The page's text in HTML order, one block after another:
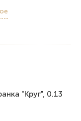
"Круг", 0.13